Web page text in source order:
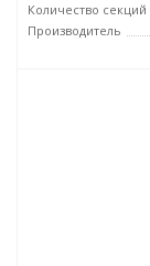
Количество секций
Производитель